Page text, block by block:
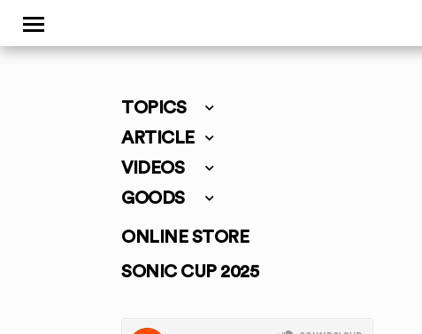
TOPICS
ARTICLE
VIDEOS
GOODS
ONLINE STORE
SONIC CUP 2025